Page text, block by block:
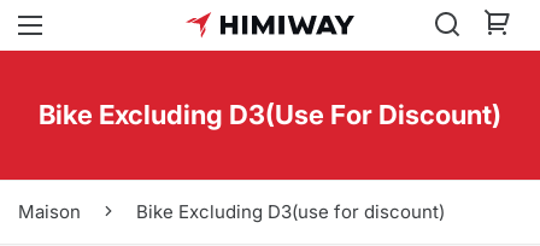
Bike Excluding D3(use For Discount)
Maison Bike Excluding D3(use for discount)